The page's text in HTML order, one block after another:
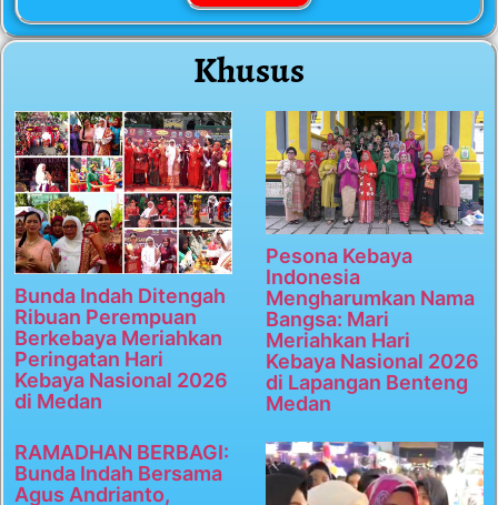
Khusus
Bunda Indah Ditengah
Ribuan Perempuan
Berkebaya Meriahkan
Peringatan Hari
Kebaya Nasional 2026
di Medan
Pesona Kebaya
Indonesia
Mengharumkan Nama
Bangsa: Mari
Meriahkan Hari
Kebaya Nasional 2026
di Lapangan Benteng
Medan
RAMADHAN BERBAGI:
Bunda Indah Bersama
Agus Andrianto,